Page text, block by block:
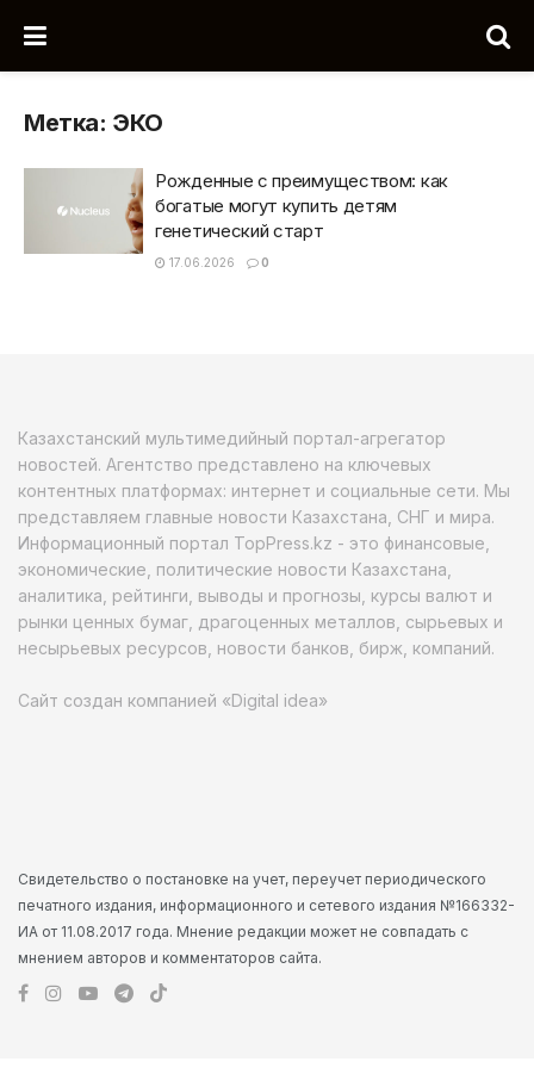
Метка: ЭКО
Рожденные с преимуществом: как
богатые могут купить детям
генетический старт
17.06.2026 0
Казахстанский мультимедийный портал-агрегатор
новостей. Агентство представлено на ключевых
контентных платформах: интернет и социальные сети. Мы
представляем главные новости Казахстана, СНГ и мира.
Информационный портал TopPress.kz - это финансовые,
экономические, политические новости Казахстана,
аналитика, рейтинги, выводы и прогнозы, курсы валют и
рынки ценных бумаг, драгоценных металлов, сырьевых и
несырьевых ресурсов, новости банков, бирж, компаний.
Сайт создан компанией «Digital idea»
Свидетельство о постановке на учет, переучет периодического
печатного издания, информационного и сетевого издания №166332-
ИА от 11.08.2017 года. Мнение редакции может не совпадать с
мнением авторов и комментаторов сайта.